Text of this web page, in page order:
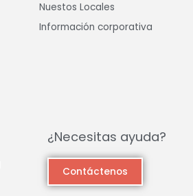
Nuestos Locales
Información corporativa
¿Necesitas ayuda?
Contáctenos